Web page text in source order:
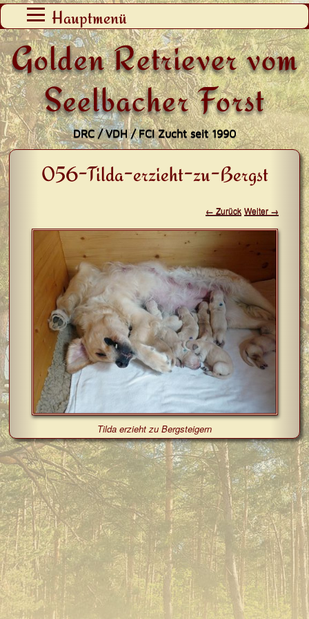
Golden Retriever vom
Seelbacher Forst
DRC / VDH / FCI Zucht seit 1990
Hauptmenü
Zum
Inhalt
springen
056-Tilda-erzieht-zu-Bergst
← Zurück Weiter →
Tilda erzieht zu Bergsteigern